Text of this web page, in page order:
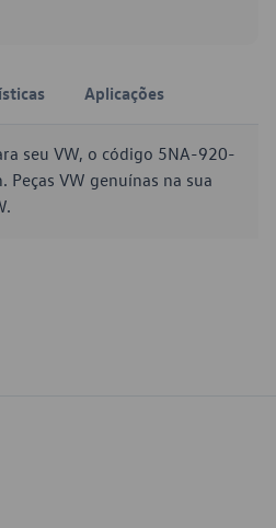
Aplicações
seu VW, o código 5NA-920-
Peças VW genuínas na sua